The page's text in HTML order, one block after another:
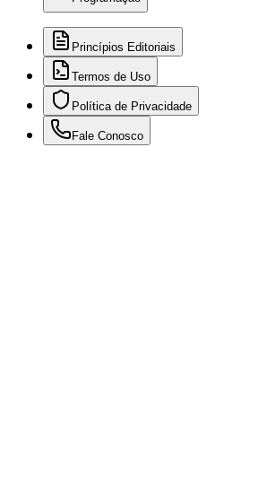
Princípios Editoriais
Termos de Uso
Política de Privacidade
Fale Conosco